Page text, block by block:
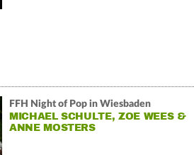
FFH Night of Pop in Wiesbaden
MICHAEL SCHULTE, ZOE WEES &
ANNE MOSTERS